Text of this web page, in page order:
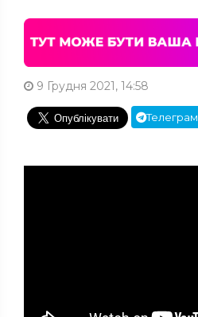
9 Грудня 2021, 14:58
Телеграм